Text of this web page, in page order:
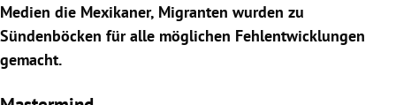
Medien die Mexikaner, Migranten wurden zu
Sündenböcken für alle möglichen Fehlentwicklungen
gemacht.